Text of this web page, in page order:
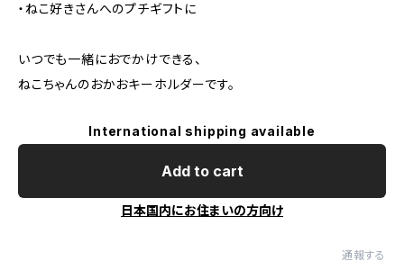
・ねこ好きさんへのプチギフトに
いつでも一緒におでかけできる、
ねこちゃんのおかおキーホルダーです。
International shipping available
Add to cart
日本国内にお住まいの方向け
通報する